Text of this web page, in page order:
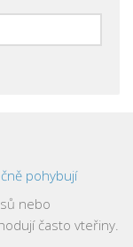
pohybují
nebo
často vteřiny.